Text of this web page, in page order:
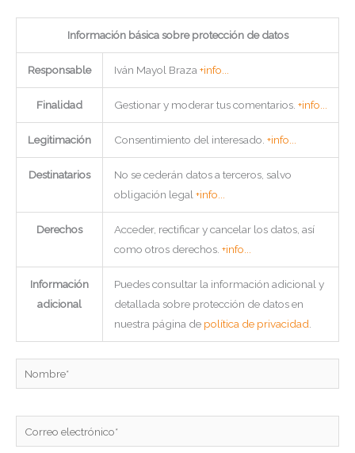
Información básica sobre protección de datos
Responsable Iván Mayol Braza+info...
Finalidad Gestionar y moderar tus comentarios. +info...
Legitimación Consentimiento del interesado. +info...
Destinatarios
No se cederán datos a terceros, salvo
obligación legal+info...
Derechos
Acceder, rectificar y cancelar los datos, así
como otros derechos. +info...
Información
adicional
Puedes consultar la información adicional y
detallada sobre protección de datos en
nuestra página de política de privacidad.
Nombre*
electrónico*